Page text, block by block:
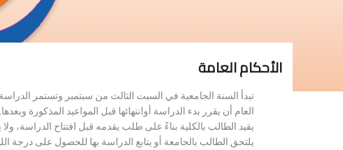
الأحكام العامة
تبدأ السنة الجامعية في السبت الثالث من سبتمبر وتستمر
العام أن يقرر بدء الدراسة أوانتهائها قبل المواعيد المذكورة وبعدها.
يقيد الطالب بالكلية بناءً على طلب يقدمه قبل افتتاح الدراسة،
يلتحق الطالب بالجامعة أو يتابع الدراسة بها للحصول على